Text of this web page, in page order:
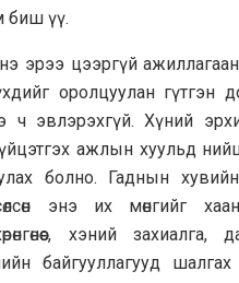
биш үү.
эрээ цээргүй
оролцуулан гүтгэн
ч эвлэрэхгүй. Хүний
ажлын хуульд
болно. Гаднын
энэ их мөнгийг
хэний захиалга,
байгууллагууд